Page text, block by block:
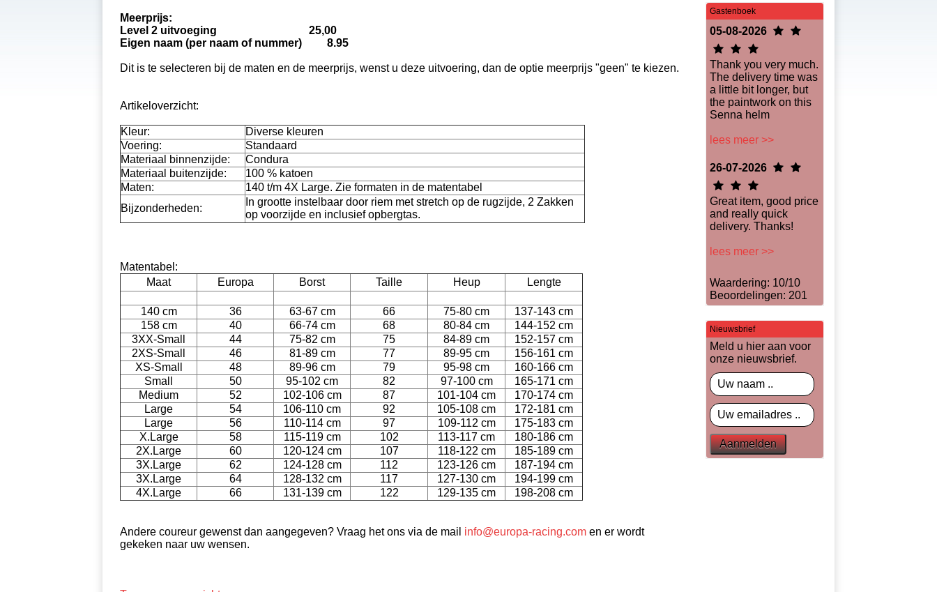
Meerprijs:
Level 2 uitvoeging 25,00
Eigen naam (per naam of nummer) 8.95
Dit is te selecteren bij de maten en de meerprijs, wenst u deze uitvoering, dan de optie meerprijs "geen" te kiezen.
Artikeloverzicht:
Kleur:
Diverse kleuren
Voering:
Standaard
Materiaal binnenzijde:
Condura
Materiaal buitenzijde:
100 % katoen
Maten:
140 t/m 4X Large. Zie formaten in de matentabel
Bijzonderheden:
In grootte instelbaar door riem met stretch op de rugzijde, 2 Zakken
op voorzijde en inclusief opbergtas.
Matentabel:
Maat
Europa Borst Taille Heup Lengte
140 cm 36 63-67 cm 66 75-80 cm
137-143 cm
158 cm
40 66-74 cm 68 80-84 cm
144-152 cm
3XX-Small
44 75-82 cm 75 84-89 cm
152-157 cm
2XS-Small
46 81-89 cm 77 89-95 cm
156-161 cm
XS-Small
48 89-96 cm 79 95-98 cm
160-166 cm
Small
50 95-102 cm 82 97-100 cm
165-171 cm
Medium
52 102-106 cm 87 101-104 cm
170-174 cm
Large
54 106-110 cm 92 105-108 cm
172-181 cm
Large
56 110-114 cm 97 109-112 cm
175-183 cm
X.Large
58 115-119 cm 102 113-117 cm
180-186 cm
2X.Large
60 120-124 cm 107 118-122 cm
185-189 cm
3X.Large
62 124-128 cm 112 123-126 cm
187-194 cm
3X.Large
64 128-132 cm 117 127-130 cm
194-199 cm
4X.Large
66 131-139 cm 122 129-135 cm 198-208 cm
Andere coureur gewenst dan aangegeven? Vraag het ons via de mail info@europa-racing.com en er wordt
gekeken naar uw wensen.
Gastenboek
05-08-2026
Thank you very much.
The delivery time was
a little bit longer, but
the paintwork on this
Senna helm
lees meer >>
26-07-2026
Great item, good price
and really quick
delivery. Thanks!
lees meer >>
Waardering: 10/10
Beoordelingen: 201
Nieuwsbrief
Meld u hier aan voor
onze nieuwsbrief.